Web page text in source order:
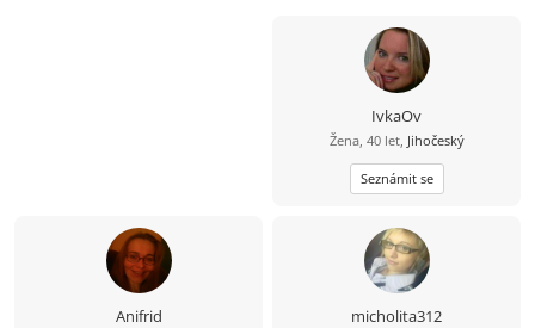
IvkaOv
Žena, 40 let, Jihočeský
Seznámit se
Anifrid micholita312